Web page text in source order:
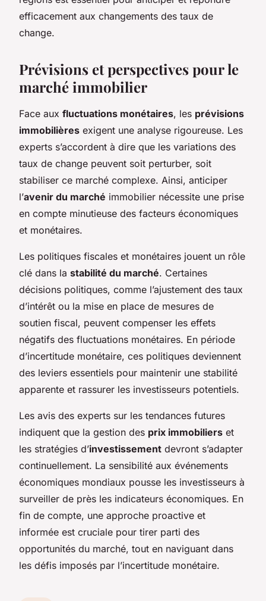
efficacement aux changements des taux de
change.
Prévisions et perspectives pour le
marché immobilier
Face aux fluctuations monétaires, les prévisions
immobilières exigent une analyse rigoureuse. Les
experts s’accordent à dire que les variations des
taux de change peuvent soit perturber, soit
stabiliser ce marché complexe. Ainsi, anticiper
l’avenir du marché immobilier nécessite une prise
en compte minutieuse des facteurs économiques
et monétaires.
Les politiques fiscales et monétaires jouent un rôle
clé dans la stabilité du marché. Certaines
décisions politiques, comme l’ajustement des taux
d’intérêt ou la mise en place de mesures de
soutien fiscal, peuvent compenser les effets
négatifs des fluctuations monétaires. En période
d’incertitude monétaire, ces politiques deviennent
des leviers essentiels pour maintenir une stabilité
apparente et rassurer les investisseurs potentiels.
Les avis des experts sur les tendances futures
indiquent que la gestion des prix immobiliers et
les stratégies d’investissement devront s’adapter
continuellement. La sensibilité aux événements
économiques mondiaux pousse les investisseurs à
surveiller de près les indicateurs économiques. En
fin de compte, une approche proactive et
informée est cruciale pour tirer parti des
opportunités du marché, tout en naviguant dans
les défis imposés par l’incertitude monétaire.